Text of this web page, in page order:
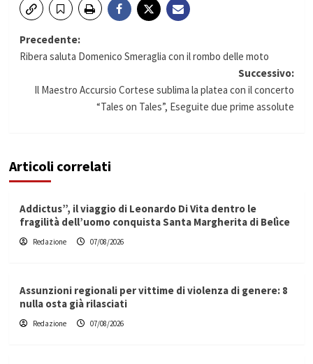
Navigazione
Precedente:
Ribera saluta Domenico Smeraglia con il rombo delle moto
Successivo:
Il Maestro Accursio Cortese sublima la platea con il concerto
“Tales on Tales”, Eseguite due prime assolute
Articoli correlati
Addictus”, il viaggio di Leonardo Di Vita dentro le
fragilità dell’uomo conquista Santa Margherita di Belìce
Redazione 07/08/2026
Assunzioni regionali per vittime di violenza di genere: 8
nulla osta già rilasciati
Redazione 07/08/2026